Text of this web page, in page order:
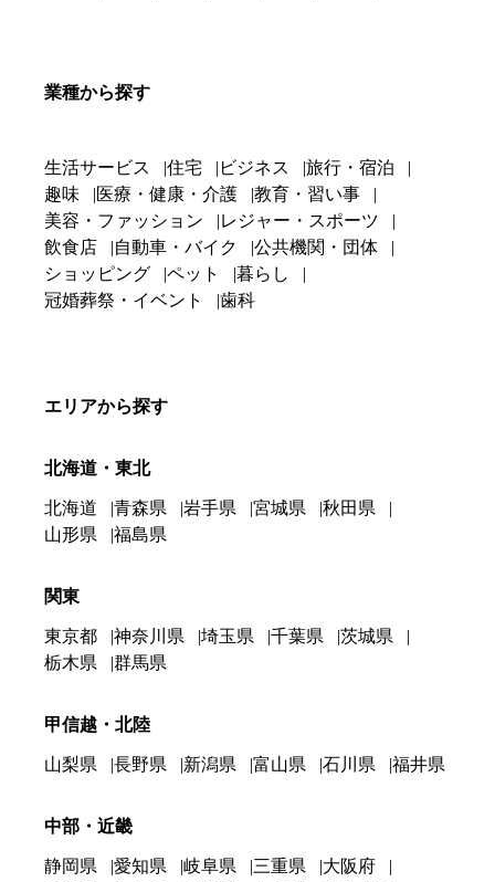
業種から探す
生活サービス 住宅 ビジネス
旅行・宿泊
趣味
医療・健康・介護
教育・習い事
美容・ファッション
レジャー・スポーツ
飲食店
自動車・バイク
公共機関・団体
ショッピング
ペット
暮らし
冠婚葬祭・イベント
歯科
エリアから探す
北海道・東北
北海道 青森県 岩手県 宮城県
秋田県
山形県
福島県
関東
東京都 神奈川県 埼玉県 千葉県
茨城県
栃木県
群馬県
甲信越・北陸
山梨県 長野県 新潟県 富山県 石川県 福井県
中部・近畿
静岡県 愛知県 岐阜県 三重県
大阪府